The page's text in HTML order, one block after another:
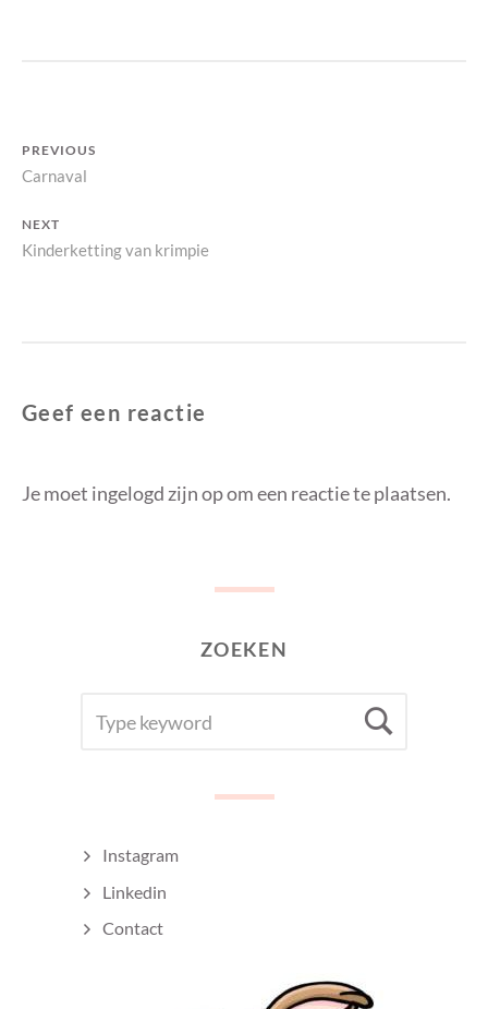
Bericht
navigatie
PREVIOUS
Previous
Carnaval
NEXT
Next
Kinderketting van krimpie
Geef een reactie
Je moet ingelogd zijn opom een reactie te plaatsen.
ZOEKEN
FOR:
Instagram
Linkedin
Contact